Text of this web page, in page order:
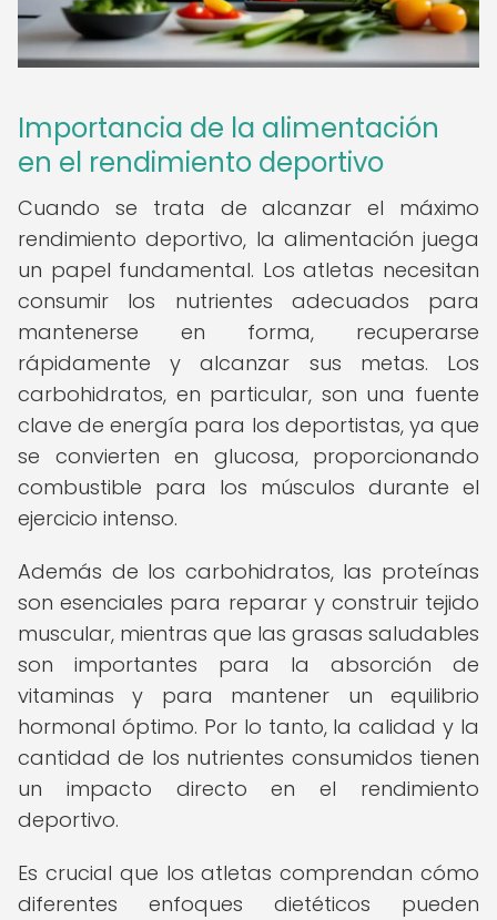
Importancia de la alimentación
en el rendimiento deportivo
Cuando se trata de alcanzar el máximo
rendimiento deportivo, la alimentación juega
un papel fundamental. Los atletas necesitan
consumir los nutrientes adecuados para
mantenerse en forma, recuperarse
rápidamente y alcanzar sus metas. Los
carbohidratos, en particular, son una fuente
clave de energía para los deportistas, ya que
se convierten en glucosa, proporcionando
combustible para los músculos durante el
ejercicio intenso.
Además de los carbohidratos, las proteínas
son esenciales para reparar y construir tejido
muscular, mientras que las grasas saludables
son importantes para la absorción de
vitaminas y para mantener un equilibrio
hormonal óptimo. Por lo tanto, la calidad y la
cantidad de los nutrientes consumidos tienen
un impacto directo en el rendimiento
deportivo.
Es crucial que los atletas comprendan cómo
diferentes enfoques dietéticos pueden